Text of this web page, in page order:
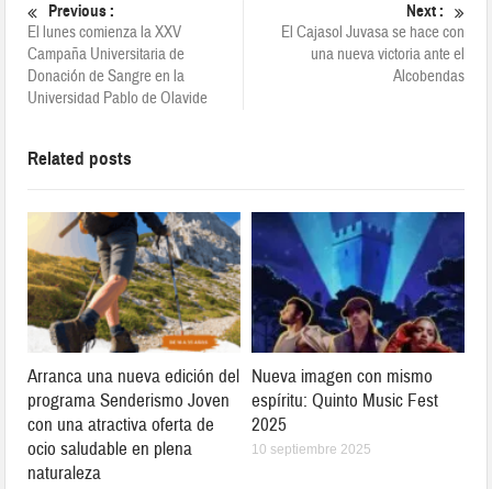
Previous :
El lunes comienza la XXV
Campaña Universitaria de
Donación de Sangre en la
Universidad Pablo de Olavide
Next :
El Cajasol Juvasa se hace con
una nueva victoria ante el
Alcobendas
Related posts
Arranca una nueva edición del
programa Senderismo Joven
con una atractiva oferta de
ocio saludable en plena
naturaleza
Nueva imagen con mismo
espíritu: Quinto Music Fest
2025
10 septiembre 2025